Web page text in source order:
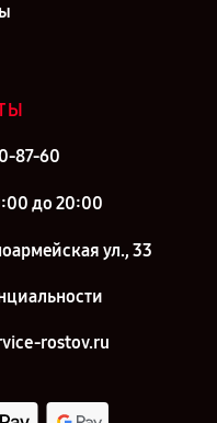
87-60
до 20:00
ул., 33
rostov.ru